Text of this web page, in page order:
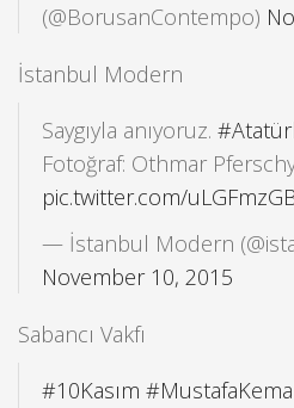
(@BorusanContempo)
İstanbul Modern
Saygıyla anıyoruz.
Fotoğraf: Othmar
pic.twitter.com/
— İstanbul Modern
November 10, 2015
Sabancı Vakfı
#10Kasım